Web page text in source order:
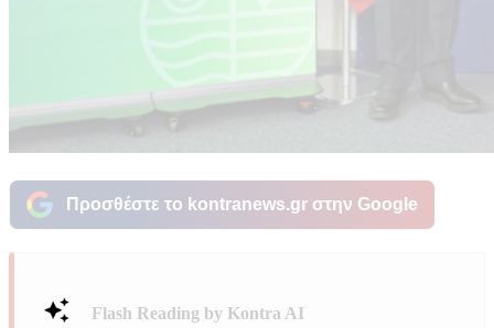
Προσθέστε το kontranews.gr στην Google
Flash Reading by Kontra AI